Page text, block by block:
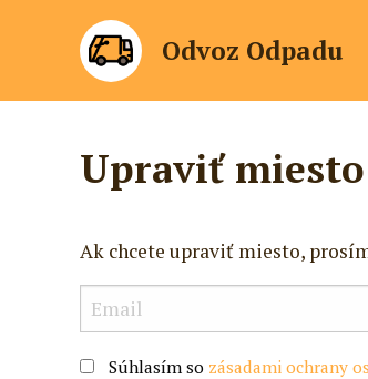
Odvoz Odpadu
Upraviť miesto
Ak chcete upraviť miesto,
Súhlasím so zásadami ochrany